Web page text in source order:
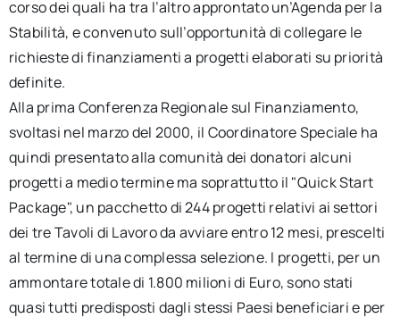
corso dei quali ha tra l’altro approntato un’Agenda per la
Stabilità, e convenuto sull’opportunità di collegare le
richieste di finanziamenti a progetti elaborati su priorità
definite.
Alla prima Conferenza Regionale sul Finanziamento,
svoltasi nel marzo del 2000, il Coordinatore Speciale ha
quindi presentato alla comunità dei donatori alcuni
progetti a medio termine ma soprattutto il "Quick Start
Package", un pacchetto di 244 progetti relativi ai settori
dei tre Tavoli di Lavoro da avviare entro 12 mesi, prescelti
al termine di una complessa selezione. I progetti, per un
ammontare totale di 1.800 milioni di Euro, sono stati
quasi tutti predisposti dagli stessi Paesi beneficiari e per